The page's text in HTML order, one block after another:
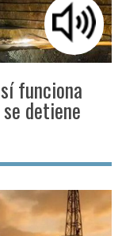
funciona
detiene